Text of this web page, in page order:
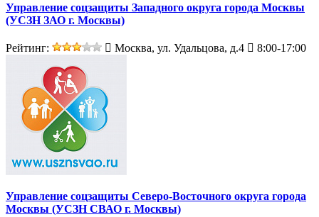
Управление соцзащиты Западного округа города Москвы
(УСЗН ЗАО г. Москвы)
Рейтинг: Москва, ул. Удальцова, д.4 8:00-17:00
Управление соцзащиты Северо-Восточного округа города
Москвы (УСЗН СВАО г. Москвы)